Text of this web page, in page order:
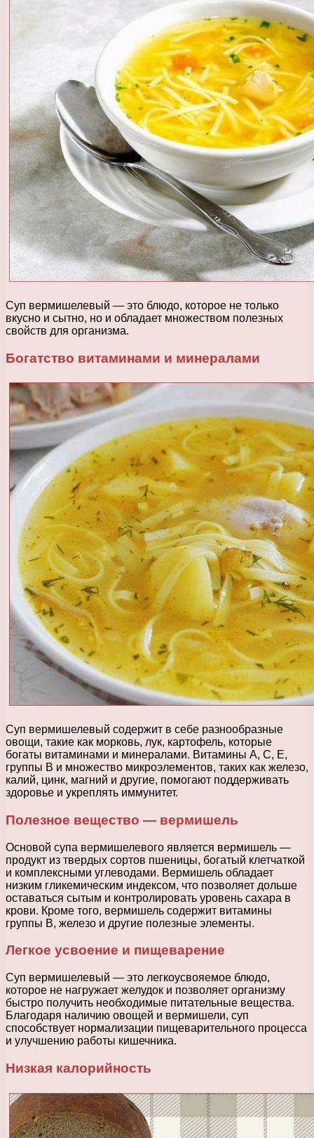
Суп вермишелевый — это блюдо, которое не только
вкусно и сытно, но и обладает множеством полезных
свойств для организма.
Богатство витаминами и минералами
Суп вермишелевый содержит в себе разнообразные
овощи, такие как морковь, лук, картофель, которые
богаты витаминами и минералами. Витамины А, С, Е,
группы В и множество микроэлементов, таких как железо,
калий, цинк, магний и другие, помогают поддерживать
здоровье и укреплять иммунитет.
Полезное вещество — вермишель
Основой супа вермишелевого является вермишель —
продукт из твердых сортов пшеницы, богатый клетчаткой
и комплексными углеводами. Вермишель обладает
низким гликемическим индексом, что позволяет дольше
оставаться сытым и контролировать уровень сахара в
крови. Кроме того, вермишель содержит витамины
группы В, железо и другие полезные элементы.
Легкое усвоение и пищеварение
Суп вермишелевый — это легкоусвояемое блюдо,
которое не нагружает желудок и позволяет организму
быстро получить необходимые питательные вещества.
Благодаря наличию овощей и вермишели, суп
способствует нормализации пищеварительного процесса
и улучшению работы кишечника.
Низкая калорийность